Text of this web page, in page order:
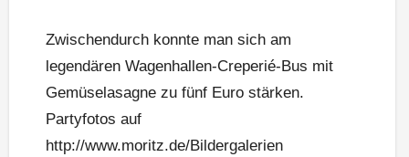
Zwischendurch konnte man sich am
legendären Wagenhallen-Creperié-Bus mit
Gemüselasagne zu fünf Euro stärken.
Partyfotos auf
http://www.moritz.de/Bildergalerien